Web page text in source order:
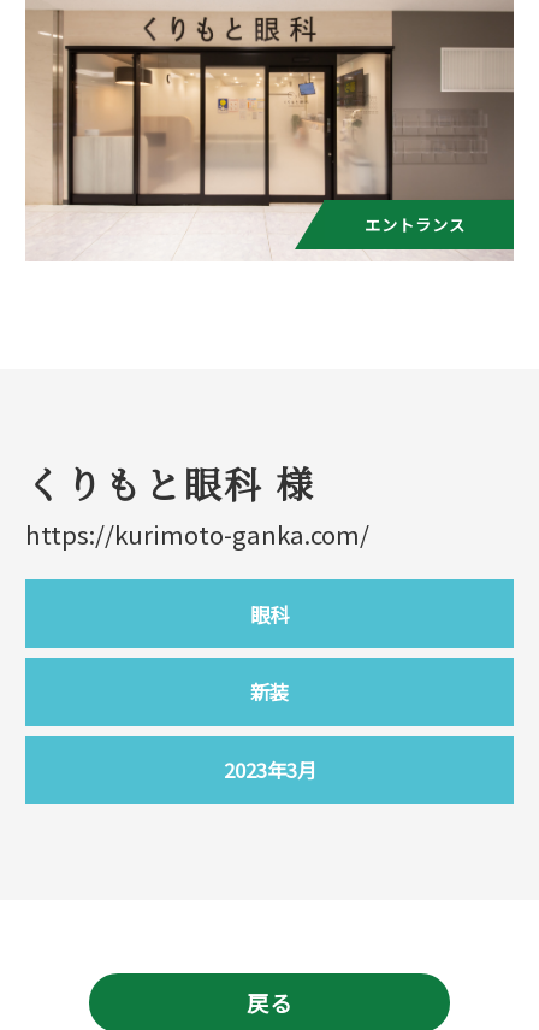
エントランス
くりもと眼科 様
https://kurimoto-ganka.com/
眼科
新装
2023年3月
戻る